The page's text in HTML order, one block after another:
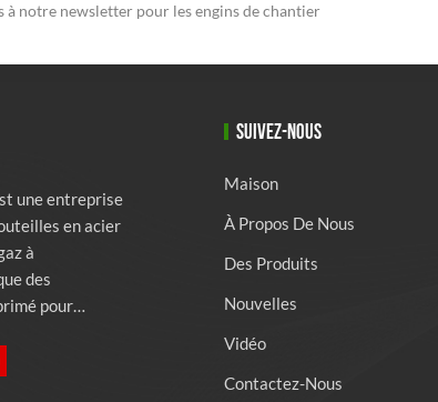
à notre newsletter pour les engins de chantier
une entreprise
en acier
à
des
pour
SUIVEZ-NOUS
Maison
À Propos De Nous
Des Produits
Nouvelles
Vidéo
Contactez-Nous